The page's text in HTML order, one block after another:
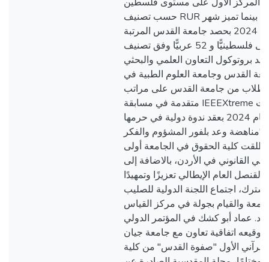
حسب تصنيف RUR العالمي المرموق. بينما تميز شهر
تشرين الثاني من العام 2024 بحصد جامعة القدس المرتبة
الأولى فلسطينيًّا و 52 عربيًّا وفق تصنيف QS العالمي
بروتوكول التعاون العلمي والبحثي
القدس وجامعة العلوم الطبية في
من جامعة القدس على مراتب
متقدمة في مسابقة IEEEXtreme العالمية. وقد اختتمت
جامعة القدس العام 2024 بعقد ندوة دولية في حرمها
وعد بلفور المشؤوم والفكر
كلية الحقوق في الجامعة أولى
القانوني في الأردن، بالاضافة إلى
العام الإيطالي تعزيزًا وتمهيدًا
اجتماع اللجنة الدولية للصليب
والقيام بجولة في مركز القياس
أ.د. عماد أبو كشك في المؤتمر الدولي
اتفاقية تعاون مع جامعة جيان
الأول "صفوة القدس" من كلية